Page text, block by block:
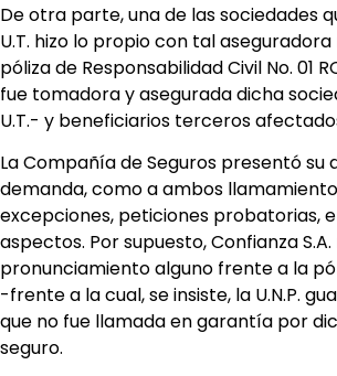
De otra parte, una de las sociedades
U.T. hizo lo propio con tal
póliza de Responsabilidad Civil No. 01
fue tomadora y asegurada dicha
U.T.- y beneficiarios terceros
La Compañía de Seguros presentó su
demanda, como a ambos
excepciones, peticiones probatorias,
aspectos. Por supuesto, Confianza
pronunciamiento alguno frente a la
-frente a la cual, se insiste, la U.N.P.
que no fue llamada en garantía por
seguro.